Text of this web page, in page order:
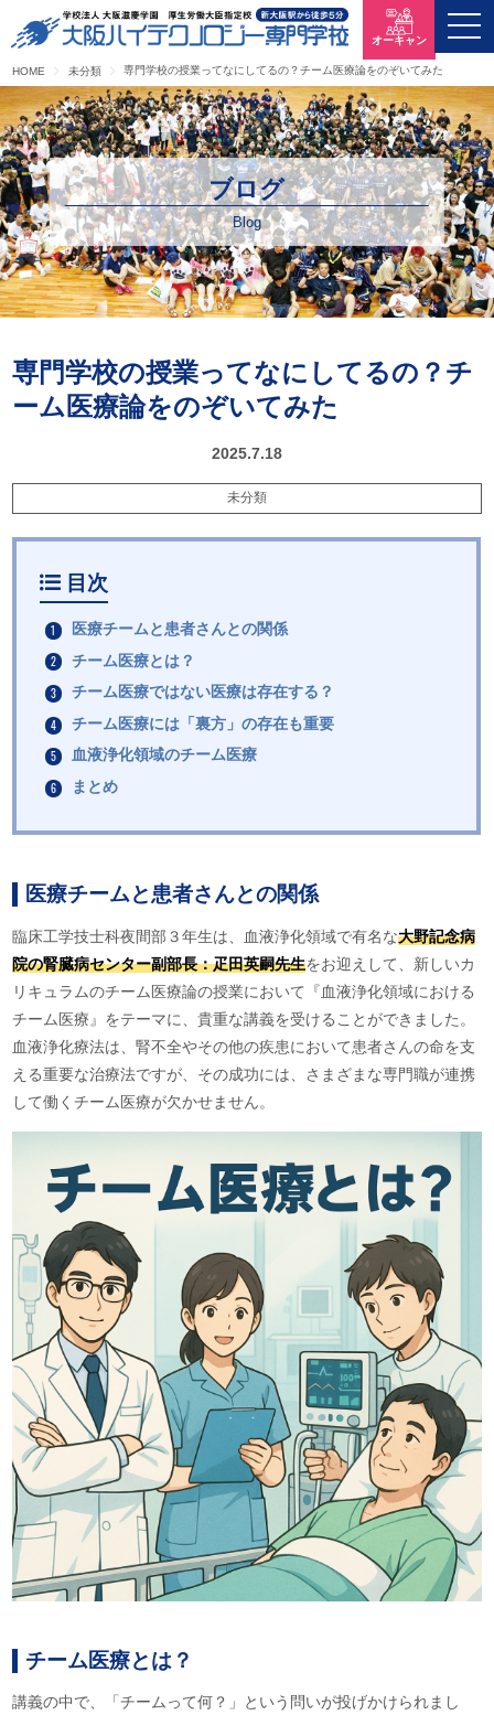
HOME 未分類 専門学校の授業ってなにしてるの？チーム医療論をのぞいてみた
オーキャン
ブログ
Blog
専門学校の授業ってなにしてるの？チ
ーム医療論をのぞいてみた
2025.7.18
未分類
目次
医療チームと患者さんとの関係
チーム医療とは？
チーム医療ではない医療は存在する？
チーム医療には「裏方」の存在も重要
血液浄化領域のチーム医療
まとめ
医療チームと患者さんとの関係
臨床工学技士科夜間部３年生は、血液浄化領域で有名な大野記念病
院の腎臓病センター副部長：疋田英嗣先生をお迎えして、新しいカ
リキュラムのチーム医療論の授業において『血液浄化領域における
チーム医療』をテーマに、貴重な講義を受けることができました。
血液浄化療法は、腎不全やその他の疾患において患者さんの命を支
える重要な治療法ですが、その成功には、さまざまな専門職が連携
して働くチーム医療が欠かせません。
チーム医療とは？
講義の中で、「チームって何？」という問いが投げかけられまし